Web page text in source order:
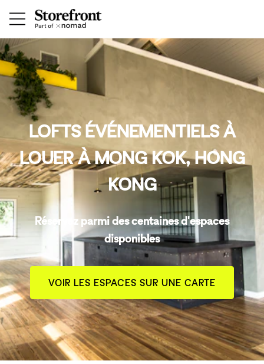
LOFTS ÉVÉNEMENTIELS À
LOUER À MONG KOK, HONG
KONG
Réservez parmi des centaines d'espaces
disponibles
VOIR LES ESPACES SUR UNE CARTE